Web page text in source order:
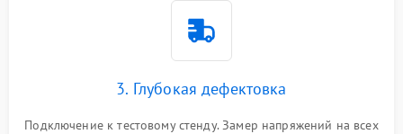
3. Глубокая дефектовка
Подключение к тестовому стенду. Замер напряжений на всех